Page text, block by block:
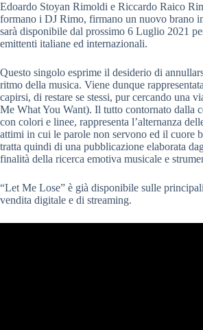
Edoardo Stoyan Rimoldi e Riccardo Raico
formano i DJ Rimo, firmano un nuovo brano
sarà disponibile dal prossimo 6 Luglio 2021
emittenti italiane ed internazionali.
Questo singolo esprime il desiderio di
ritmo della musica. Viene dunque
capirsi, di restare se stessi, pur cercando una
Me What You Want). Il tutto contornato dalla
con colori e linee, rappresenta l’alternanza
attimi in cui le parole non servono ed il cuore
tratta quindi di una pubblicazione elaborata
finalità della ricerca emotiva musicale e
“Let Me Lose” è già disponibile sulle
vendita digitale e di streaming.